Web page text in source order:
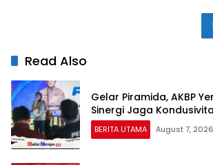
Read Also
Gelar Piramida, AKBP
Sinergi Jaga
BERITA UTAMA August 7, 2026